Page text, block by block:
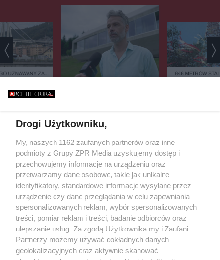
UZNAWANY ZA
BURZY?
ŻEBY JEDNAK ODRÓŻNIĆ OD
SĄSIADÓW"
646 METRÓW
Żaden utwór zamieszczony w serwisie nie może być powielany i
rozpowszechniany lub dalej rozpowszechniany w jakikolwiek sposób (w
tym także elektroniczny lub mechaniczny) na jakimkolwiek polu
eksploatacji w jakiejkolwiek formie, włącznie z umieszczaniem w
Internecie bez pisemnej zgody właściciela praw. Jakiekolwiek użycie lub
wykorzystanie utworów w całości lub w części z naruszeniem prawa, tzn.
bez właściwej zgody, jest zabronione pod groźbą kary i może być ścigane
prawnie.
Drogi Użytkowniku,
My, naszych 1162 zaufanych partnerów oraz inne
podmioty z Grupy ZPR Media uzyskujemy dostęp i
przechowujemy informacje na urządzeniu oraz
przetwarzamy dane osobowe, takie jak unikalne
identyfikatory, standardowe informacje wysyłane przez
urządzenie czy dane przeglądania w celu zapewniania
spersonalizowanych reklam, wybór spersonalizowanych
treści, pomiar reklam i treści, badanie odbiorców oraz
ulepszanie usług. Za zgodą Użytkownika my i Zaufani
Partnerzy możemy używać dokładnych danych
geolokalizacyjnych oraz aktywnie skanować